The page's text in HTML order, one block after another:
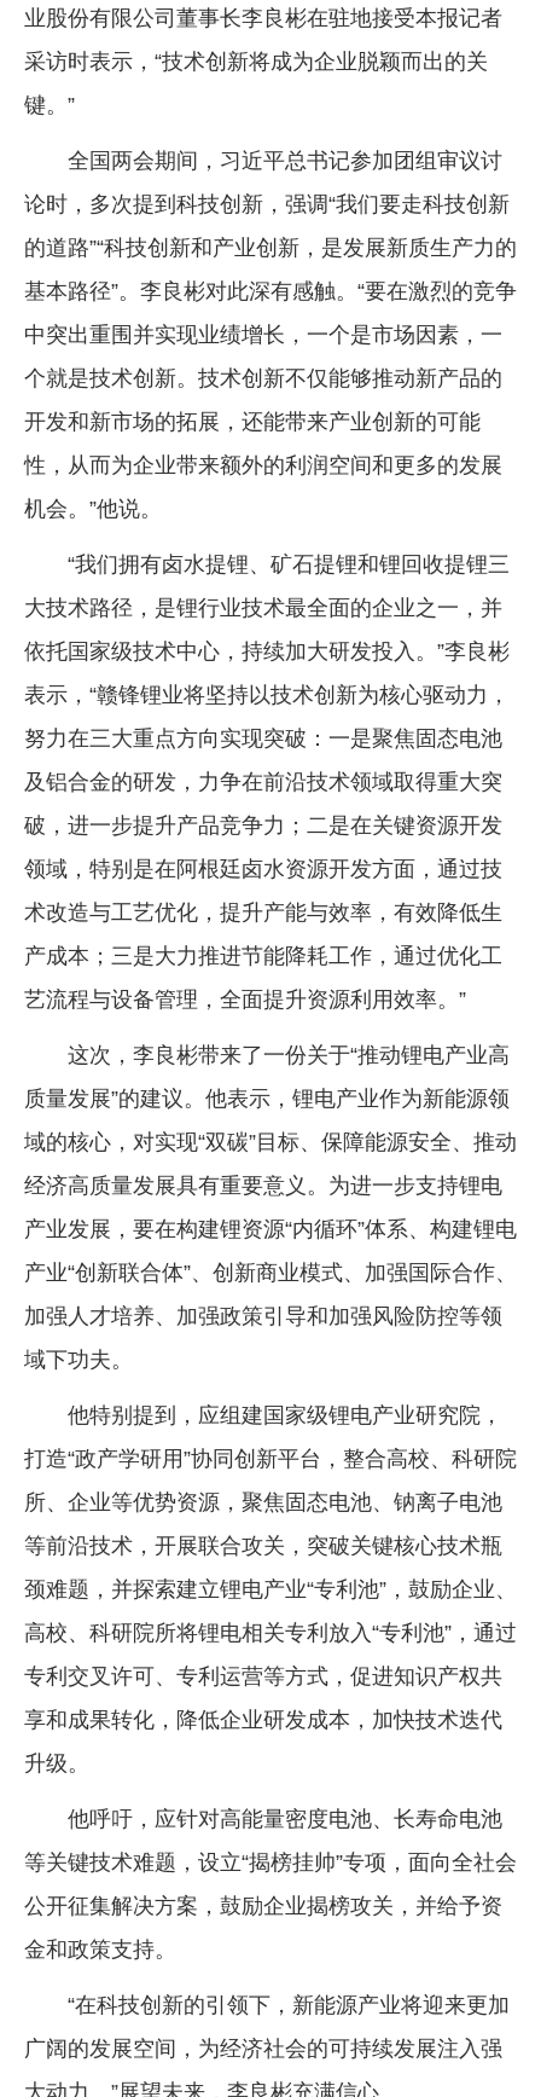
业股份有限公司董事长李良彬在驻地接受本报记者
采访时表示，“技术创新将成为企业脱颖而出的关
键。”
全国两会期间，习近平总书记参加团组审议讨
论时，多次提到科技创新，强调“我们要走科技创新
的道路”“科技创新和产业创新，是发展新质生产力的
基本路径”。李良彬对此深有感触。“要在激烈的竞争
中突出重围并实现业绩增长，一个是市场因素，一
个就是技术创新。技术创新不仅能够推动新产品的
开发和新市场的拓展，还能带来产业创新的可能
性，从而为企业带来额外的利润空间和更多的发展
机会。”他说。
“我们拥有卤水提锂、矿石提锂和锂回收提锂三
大技术路径，是锂行业技术最全面的企业之一，并
依托国家级技术中心，持续加大研发投入。”李良彬
表示，“赣锋锂业将坚持以技术创新为核心驱动力，
努力在三大重点方向实现突破：一是聚焦固态电池
及铝合金的研发，力争在前沿技术领域取得重大突
破，进一步提升产品竞争力；二是在关键资源开发
领域，特别是在阿根廷卤水资源开发方面，通过技
术改造与工艺优化，提升产能与效率，有效降低生
产成本；三是大力推进节能降耗工作，通过优化工
艺流程与设备管理，全面提升资源利用效率。”
这次，李良彬带来了一份关于“推动锂电产业高
质量发展”的建议。他表示，锂电产业作为新能源领
域的核心，对实现“双碳”目标、保障能源安全、推动
经济高质量发展具有重要意义。为进一步支持锂电
产业发展，要在构建锂资源“内循环”体系、构建锂电
产业“创新联合体”、创新商业模式、加强国际合作、
加强人才培养、加强政策引导和加强风险防控等领
域下功夫。
他特别提到，应组建国家级锂电产业研究院，
打造“政产学研用”协同创新平台，整合高校、科研院
所、企业等优势资源，聚焦固态电池、钠离子电池
等前沿技术，开展联合攻关，突破关键核心技术瓶
颈难题，并探索建立锂电产业“专利池”，鼓励企业、
高校、科研院所将锂电相关专利放入“专利池”，通过
专利交叉许可、专利运营等方式，促进知识产权共
享和成果转化，降低企业研发成本，加快技术迭代
升级。
他呼吁，应针对高能量密度电池、长寿命电池
等关键技术难题，设立“揭榜挂帅”专项，面向全社会
公开征集解决方案，鼓励企业揭榜攻关，并给予资
金和政策支持。
“在科技创新的引领下，新能源产业将迎来更加
广阔的发展空间，为经济社会的可持续发展注入强
大动力。”展望未来，李良彬充满信心。